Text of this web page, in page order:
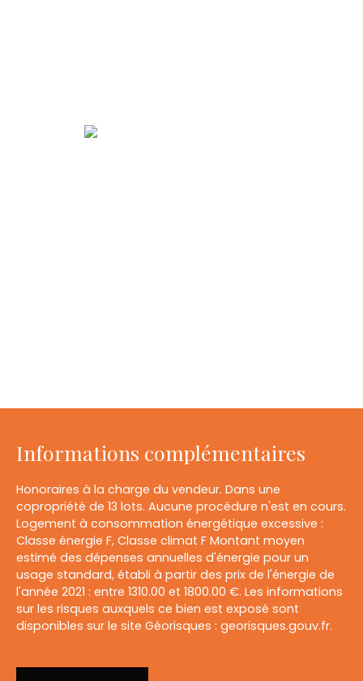
Informations complémentaires
Honoraires à la charge du vendeur. Dans une
copropriété de 13 lots. Aucune procédure n'est en cours.
Logement à consommation énergétique excessive :
Classe énergie F, Classe climat F Montant moyen
estimé des dépenses annuelles d'énergie pour un
usage standard, établi à partir des prix de l'énergie de
l'année 2021 : entre 1310.00 et 1800.00 €. Les informations
sur les risques auxquels ce bien est exposé sont
disponibles sur le site Géorisques : georisques.gouv.fr.